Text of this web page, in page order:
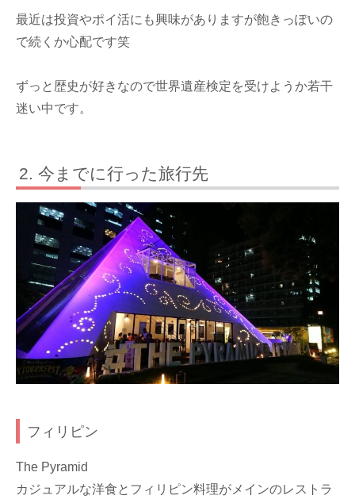
最近は投資やポイ活にも興味がありますが飽きっぽいの
で続くか心配です笑
ずっと歴史が好きなので世界遺産検定を受けようか若干
迷い中です。
今までに行った旅行先
フィリピン
The Pyramid
カジュアルな洋食とフィリピン料理がメインのレストラ